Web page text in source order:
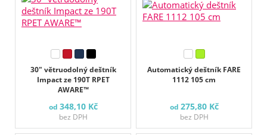
30" větruodolný deštník
Impact ze 190T RPET
AWARE™
od 348,10 Kč
bez DPH
Automatický deštník FARE
1112 105 cm
od 275,80 Kč
bez DPH